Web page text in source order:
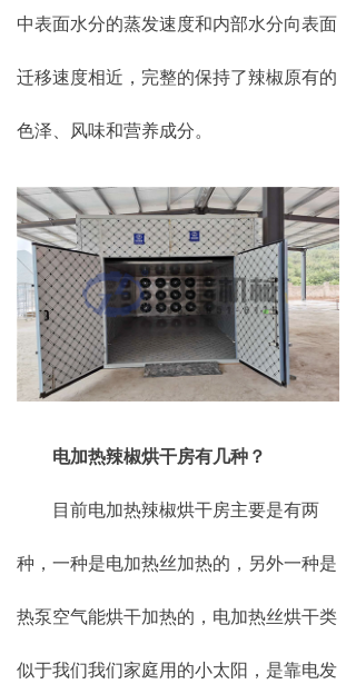
中表面水分的蒸发速度和内部水分向表面
迁移速度相近，完整的保持了辣椒原有的
色泽、风味和营养成分。
电加热辣椒烘干房有几种？
目前电加热辣椒烘干房主要是有两
种，一种是电加热丝加热的，另外一种是
热泵空气能烘干加热的，电加热丝烘干类
似于我们我们家庭用的小太阳，是靠电发